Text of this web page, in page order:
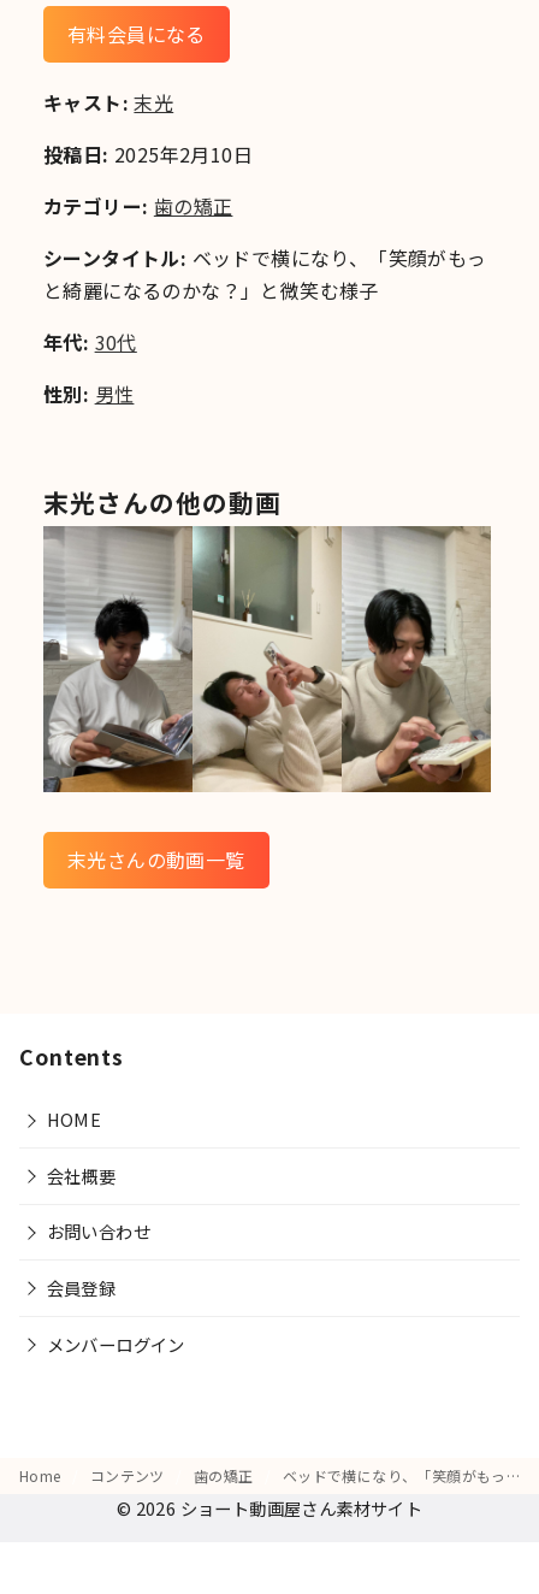
有料会員になる
キャスト: 末光
投稿日: 2025年2月10日
カテゴリー: 歯の矯正
シーンタイトル: ベッドで横になり、「笑顔がもっ
と綺麗になるのかな？」と微笑む様子
年代: 30代
性別: 男性
末光さんの他の動画
末光さんの動画一覧
Contents
HOME
会社概要
お問い合わせ
会員登録
メンバーログイン
Home コンテンツ 歯の矯正 ベッドで横になり、「笑顔がもっと綺麗になるのかな？」と微笑む様子
© 2026 ショート動画屋さん素材サイト